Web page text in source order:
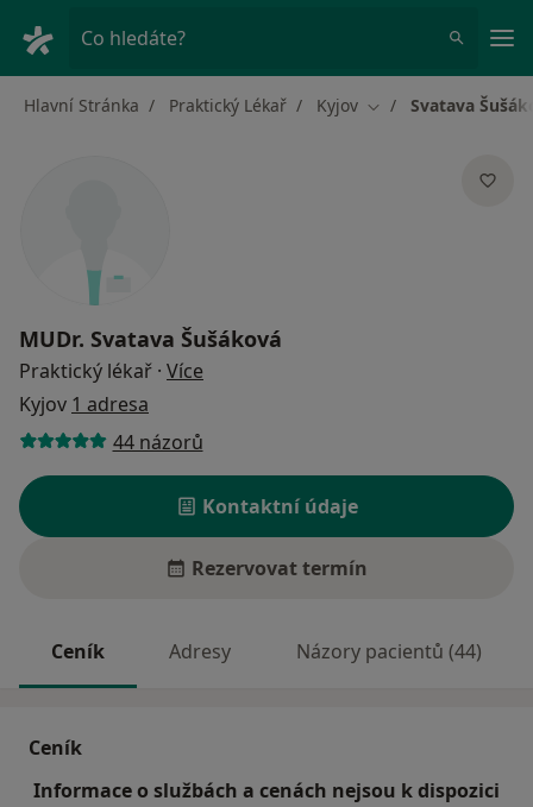
Co hledáte?
Hlavní Stránka Praktický Lékař Kyjov Změna města
Svatava
MUDr. Svatava Šušáková
Praktický lékař · Více
Kyjov 1 adresa
44 názorů
Kontaktní údaje
Rezervovat termín
Ceník Adresy Názory pacientů (44)
Ceník
Informace o službách a cenách nejsou k dispozici